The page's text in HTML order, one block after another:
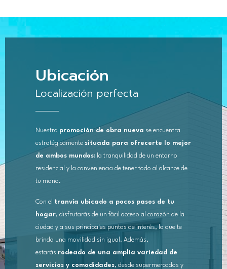
Ubicación
Localización perfecta
Nuestra promoción de obra nueva se encuentra
estratégicamente situada para ofrecerte lo mejor
de ambos mundos: la tranquilidad de un entorno
residencial y la conveniencia de tener todo al alcance de
tu mano.
Con el tranvía ubicado a pocos pasos de tu
hogar, disfrutarás de un fácil acceso al corazón de la
ciudad y a sus principales puntos de interés, lo que te
brinda una movilidad sin igual. Además,
estarás rodeado de una amplia variedad de
servicios y comodidades, desde supermercados y